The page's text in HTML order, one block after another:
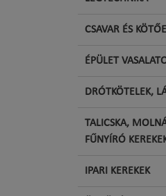
CSAVAR ÉS
ÉPÜLET
DRÓTKÖTELEK,
TALICSKA,
FŰNYÍRÓ
IPARI KEREKEK